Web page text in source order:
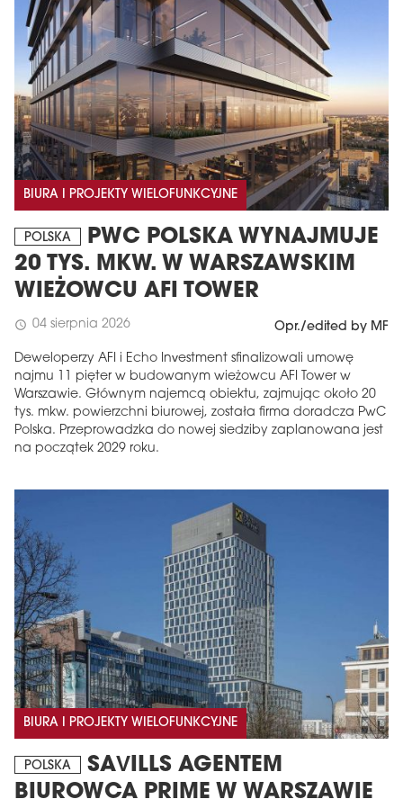
BIURA I PROJEKTY WIELOFUNKCYJNE
POLSKA
PWC POLSKA WYNAJMUJE
20 TYS. MKW. W WARSZAWSKIM
WIEŻOWCU AFI TOWER
schedule 04 sierpnia 2026 Opr./edited by MF
Deweloperzy AFI i Echo Investment sfinalizowali umowę
najmu 11 pięter w budowanym wieżowcu AFI Tower w
Warszawie. Głównym najemcą obiektu, zajmując około 20
tys. mkw. powierzchni biurowej, została firma doradcza PwC
Polska. Przeprowadzka do nowej siedziby zaplanowana jest
na początek 2029 roku.
BIURA I PROJEKTY WIELOFUNKCYJNE
POLSKA
SAVILLS AGENTEM
BIUROWCA PRIME W WARSZAWIE